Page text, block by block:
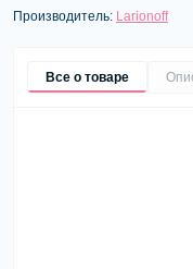
Производитель: Larionoff
Все о товаре